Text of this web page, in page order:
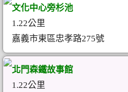
文化中心旁杉池
1.22公里
嘉義市東區忠孝路275號
北門森鐵故事館
1.22公里